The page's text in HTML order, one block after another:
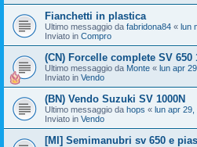
Fianchetti in plastica
Ultimo messaggio da fabridona84 « lun
Inviato in Compro
(CN) Forcelle complete SV 650
Ultimo messaggio da Monte « lun apr
Inviato in Vendo
(BN) Vendo Suzuki SV 1000N
Ultimo messaggio da hops « lun apr 29,
Inviato in Vendo
[MI] Semimanubri sv 650 e